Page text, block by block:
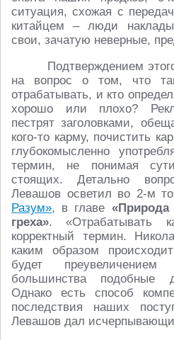
ситуация, схожая с
китайцем – люди
свои, зачатую неверные,
Подтверждением
на вопрос о том, что
отрабатывать, и кто
хорошо или плохо?
пестрят заголовками,
кого-то карму, почистить
глубокомысленно
термин, не понимая
стоящих. Детально
Левашов осветил во 2-м
Разум», в главе
греха». «Отрабатывать
корректный термин.
каким образом
будет
большинства подобные
Однако есть способ
последствия наших
Левашов дал